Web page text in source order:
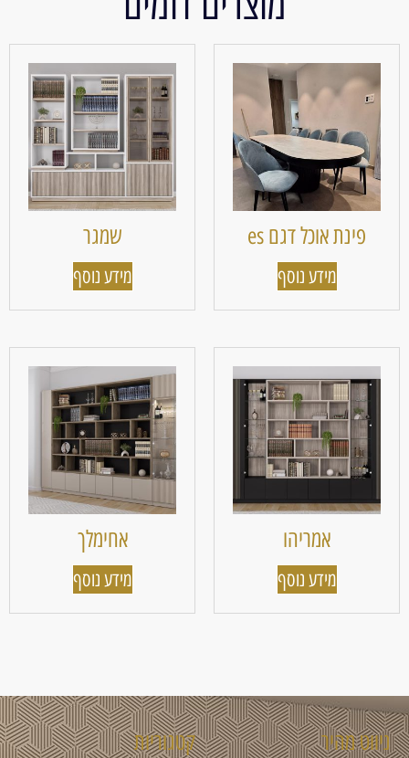
פינת אוכל דגם es
מידע נוסף
שמגר
מידע נוסף
אמריהו
מידע נוסף
אחימלך
מידע נוסף
ניווט מהיר קטגוריות